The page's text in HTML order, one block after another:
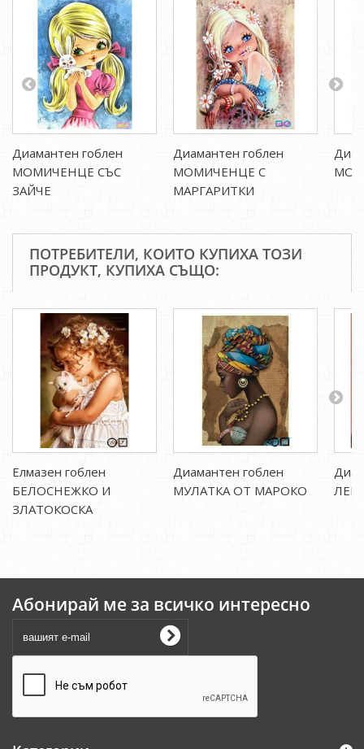
Диамантен гоблен
МОМИЧЕНЦЕ СЪС
ЗАЙЧЕ
Диамантен гоблен
МОМИЧЕНЦЕ С
МАРГАРИТКИ
ПОТРЕБИТЕЛИ, КОИТО КУПИХА ТОЗИ
ПРОДУКТ, КУПИХА СЪЩО:
Елмазен гоблен
БЕЛОСНЕЖКО И
ЗЛАТОКОСКА
Диамантен гоблен
МУЛАТКА ОТ МАРОКО
Абонирай ме за всичко интересно